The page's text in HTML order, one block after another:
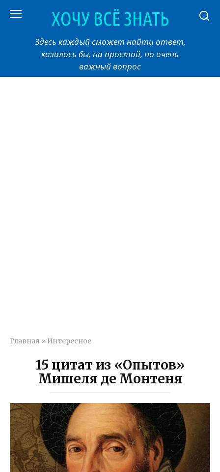
ХОЧУ ВСЁ ЗНАТЬ
Здесь каждый сможет найти ответ,
казалось бы, на простой, но очень
важный вопрос
Главная » Интересное
15 цитат из «Опытов»
Мишеля де Монтеня